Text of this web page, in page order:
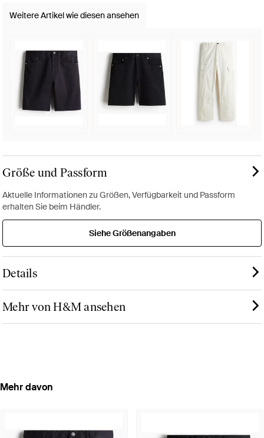
Weitere Artikel wie diesen ansehen
Größe und Passform
Aktuelle Informationen zu Größen, Verfügbarkeit und Passform
erhalten Sie beim Händler.
Siehe Größenangaben
Details
Mehr von H&M ansehen
Mehr davon